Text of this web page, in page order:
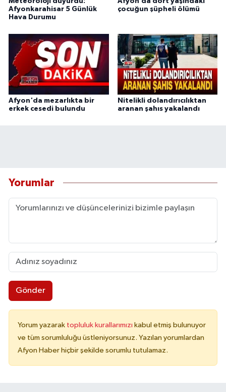
Afyonkarahisar 5 Günlük
Hava Durumu
çocuğun şüpheli ölümü
Afyon'da mezarlıkta bir
erkek cesedi bulundu
Nitelikli dolandırıcılıktan
aranan şahıs yakalandı
Yorumlar
Gönder
Yorum yazarak topluluk kurallarımızı kabul etmiş bulunuyor
ve tüm sorumluluğu üstleniyorsunuz. Yazılan yorumlardan
Afyon Haber hiçbir şekilde sorumlu tutulamaz.